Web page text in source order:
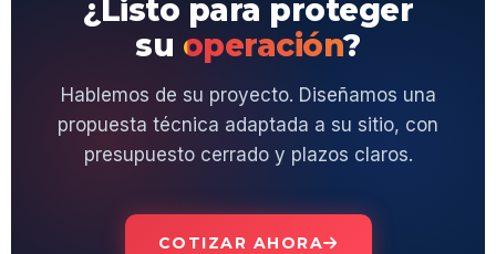
¿Listo para proteger
su operación?
Hablemos de su proyecto. Diseñamos una
propuesta técnica adaptada a su sitio, con
presupuesto cerrado y plazos claros.
COTIZAR AHORA